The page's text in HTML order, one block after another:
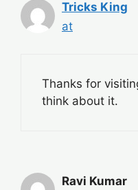
Tricks King
at
Thanks for
think about it.
Ravi Kumar